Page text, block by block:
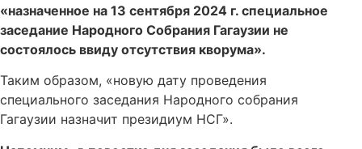
«назначенное на 13 сентября 2024 г. специальное
заседание Народного Собрания Гагаузии не
состоялось ввиду отсутствия кворума».
Таким образом, «новую дату проведения
специального заседания Народного собрания
Гагаузии назначит президиум НСГ».